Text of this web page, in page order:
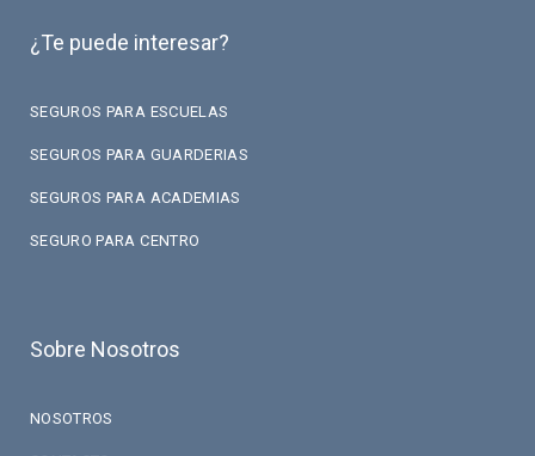
¿Te puede interesar?
SEGUROS PARA ESCUELAS
SEGUROS PARA GUARDERIAS
SEGUROS PARA ACADEMIAS
SEGURO PARA CENTRO
Sobre Nosotros
NOSOTROS